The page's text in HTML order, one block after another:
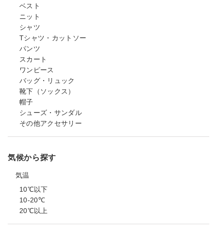
ベスト
ニット
シャツ
Tシャツ・カットソー
パンツ
スカート
ワンピース
バッグ・リュック
靴下（ソックス）
帽子
シューズ・サンダル
その他アクセサリー
気候から探す
気温
10℃以下
10-20℃
20℃以上